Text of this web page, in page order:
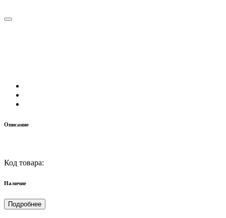
Описание
Код товара:
Наличие
Подробнее